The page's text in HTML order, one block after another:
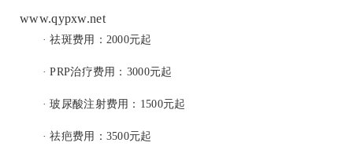
www.qypxw.net
· 祛斑费用：2000元起
· PRP治疗费用：3000元起
· 玻尿酸注射费用：1500元起
· 祛疤费用：3500元起